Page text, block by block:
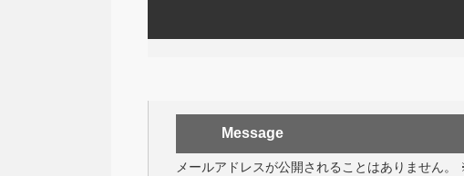
Message
メールアドレスが公開されることはありません。